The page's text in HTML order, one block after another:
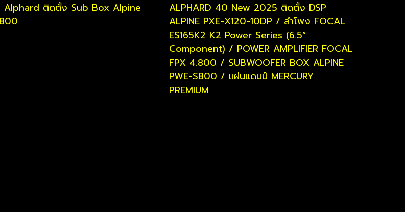
Alphard ติดตั้ง Sub Box Alpine
ALPHARD 40 New 2025 ติดตั้ง DSP
ALPINE PXE-X120-10DP / ลำโพง FOCAL
ES165K2 K2 Power Series (6.5”
Component) / POWER AMPLIFIER FOCAL
FPX 4.800 / SUBWOOFER BOX ALPINE
PWE-S800 / แผ่นแดมป์ MERCURY
PREMIUM